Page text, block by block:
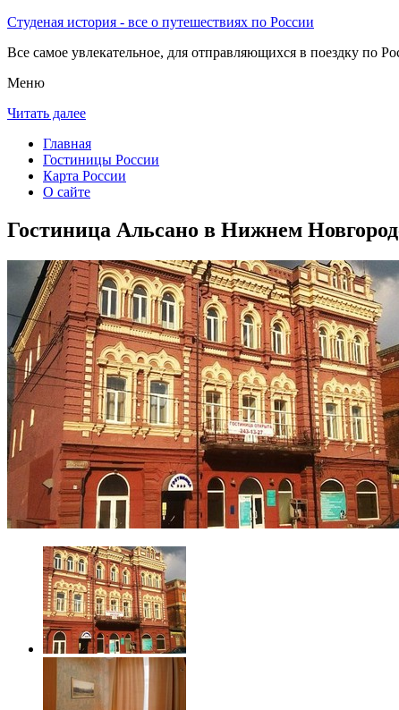
Студеная история - все о путешествиях по России
Все самое увлекательное, для отправляющихся в поездку по
Меню
Читать далее
Главная
Гостиницы России
Карта России
О сайте
Гостиница Альсано в Нижнем